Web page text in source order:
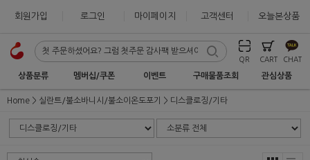
회원가입 로그인 마이페이지 고객센터 오늘본상품
QR CART CHAT
상품분류 멤버십/쿠폰 이벤트 구매물품조회 관심상품
Home 실란트/불소바니시/불소이온도포기 디스클로징/기타